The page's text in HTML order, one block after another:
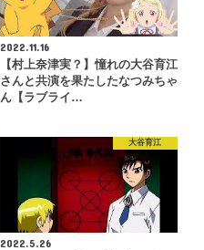
2022.11.16
【村上奈津実？】憧れの大谷育江
さんと共演を果たしたなつみちゃ
ん【ラブライ…
大谷育江
2022.5.26